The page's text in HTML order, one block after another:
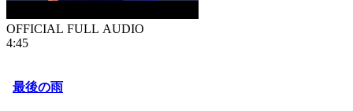
OFFICIAL FULL AUDIO
4:45
最後の雨